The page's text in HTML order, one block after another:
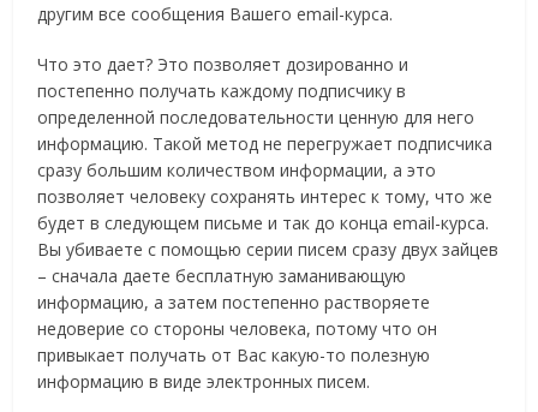
другим все сообщения Вашего email-курса.
Что это дает? Это позволяет дозированно и
постепенно получать каждому подписчику в
определенной последовательности ценную для него
информацию. Такой метод не перегружает подписчика
сразу большим количеством информации, а это
позволяет человеку сохранять интерес к тому, что же
будет в следующем письме и так до конца email-курса.
Вы убиваете с помощью серии писем сразу двух зайцев
– сначала даете бесплатную заманивающую
информацию, а затем постепенно растворяете
недоверие со стороны человека, потому что он
привыкает получать от Вас какую-то полезную
информацию в виде электронных писем.